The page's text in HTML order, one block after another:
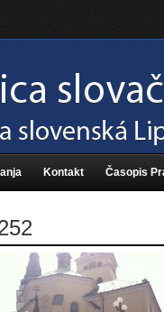
Kontakt Časopis